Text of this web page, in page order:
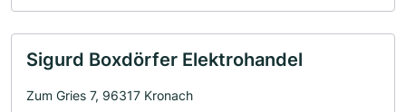
Sigurd Boxdörfer Elektrohandel
Zum Gries 7, 96317 Kronach